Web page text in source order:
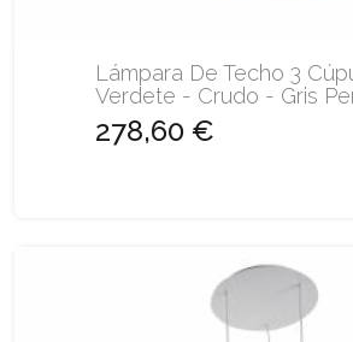
Lámpara De Techo 3
Verdete - Crudo - Gris
278,60 €